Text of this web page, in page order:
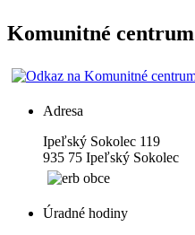
Komunitné centrum
Adresa
Ipeľský Sokolec 119
935 75 Ipeľský Sokolec
Úradné hodiny